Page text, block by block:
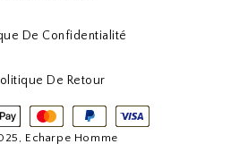
De Confidentialité
De Retour
Echarpe Homme